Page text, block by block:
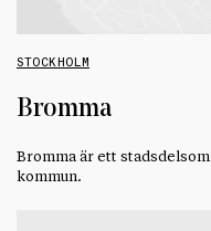
STOCKHOLM
Bromma
Bromma är ett
kommun.